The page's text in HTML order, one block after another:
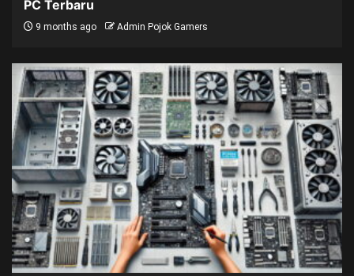
PC Terbaru
9 months ago Admin Pojok Gamers